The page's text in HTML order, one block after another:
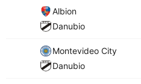
Albion
Danubio
Montevideo City
Danubio